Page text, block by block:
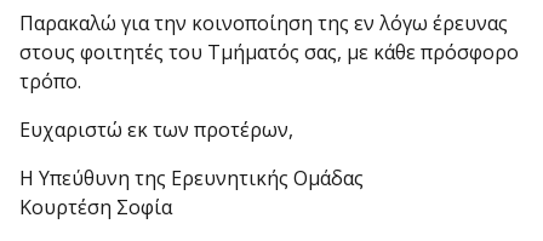
Παρακαλώ για την κοινοποίηση της εν λόγω έρευνας
στους φοιτητές του Τμήματός σας, με κάθε πρόσφορο
τρόπο.
Ευχαριστώ εκ των προτέρων,
Η Υπεύθυνη της Ερευνητικής Ομάδας
Κουρτέση Σοφία